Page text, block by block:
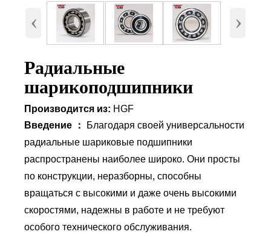
‹ ›
Радиальные
шарикоподшипники
Производится из: HGF
Введение ：
Благодаря своей универсальности
радиальные шариковые подшипники
распространены наиболее широко. Они просты
по конструкции, неразборны, способны
вращаться с высокими и даже очень высокими
скоростями, надежны в работе и не требуют
особого технического обслуживания.